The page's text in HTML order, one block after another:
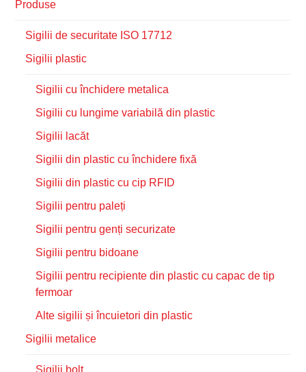
Produse
Sigilii de securitate ISO 17712
Sigilii plastic
Sigilii cu închidere metalica
Sigilii cu lungime variabilă din plastic
Sigilii lacăt
Sigilii din plastic cu închidere fixă
Sigilii din plastic cu cip RFID
Sigilii pentru paleți
Sigilii pentru genți securizate
Sigilii pentru bidoane
Sigilii pentru recipiente din plastic cu capac de tip
fermoar
Alte sigilii și încuietori din plastic
Sigilii metalice